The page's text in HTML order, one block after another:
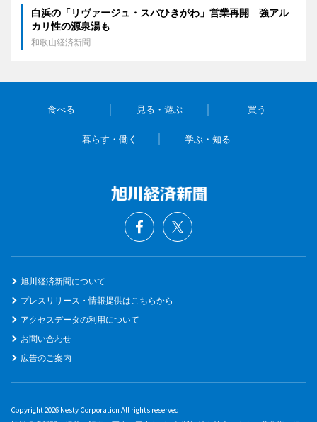
白浜の「リヴァージュ・スパひきがわ」営業再開 強アル
カリ性の源泉湯も
和歌山経済新聞
食べる 見る・遊ぶ 買う
暮らす・働く 学ぶ・知る
旭川経済新聞について
プレスリリース・情報提供はこちらから
アクセスデータの利用について
お問い合わせ
広告のご案内
Copyright 2026 Nesty Corporation All rights reserved.